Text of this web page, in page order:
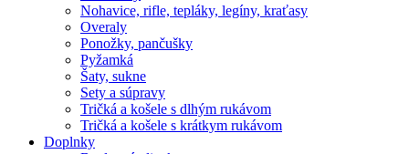
Nohavice, rifle, tepláky, legíny, kraťasy
Overaly
Ponožky, pančušky
Pyžamká
Šaty, sukne
Sety a súpravy
Tričká a košele s dlhým rukávom
Tričká a košele s krátkym rukávom
Doplnky